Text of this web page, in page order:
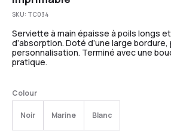
SKU: TC034
Serviette à main épaisse à poils longs
d’absorption. Doté d’une large
personnalisation. Terminé avec une
pratique.
Colour
Noir Marine Blanc